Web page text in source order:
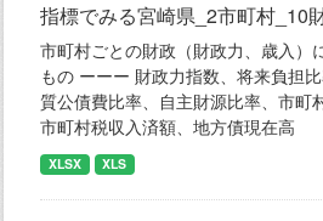
指標でみる宮崎県_2市町村_10
市町村ごとの財政（財政力、歳入）
もの ーーー 財政力指数、将来負担
質公債費比率、自主財源比率、市町
市町村税収入済額、地方債現在高
XLSX XLS